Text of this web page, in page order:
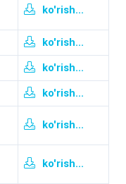
ko'rish...
ko'rish...
ko'rish...
ko'rish...
ko'rish...
ko'rish...